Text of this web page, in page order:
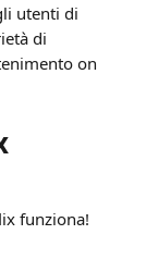
utenti di
di
on
funziona!